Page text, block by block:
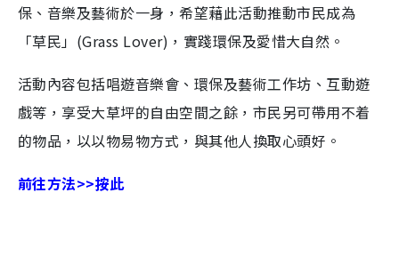
保、音樂及藝術於一身，希望藉此活動推動市民成為
「草民」(Grass Lover)，實踐環保及愛惜大自然。
活動內容包括唱遊音樂會、環保及藝術工作坊、互動遊
戲等，享受大草坪的自由空間之餘，市民另可帶用不着
的物品，以以物易物方式，與其他人換取心頭好。
前往方法>>按此